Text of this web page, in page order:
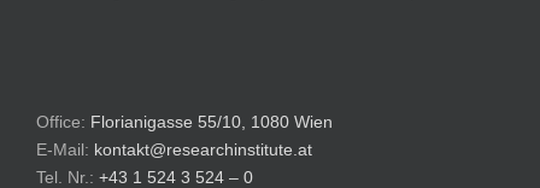
Office: Florianigasse 55/10, 1080 Wien
E-Mail: kontakt@researchinstitute.at
Tel. Nr.: +43 1 524 3 524 – 0